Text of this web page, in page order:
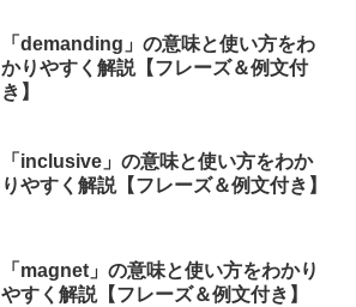
「demanding」の意味と使い方をわ
かりやすく解説【フレーズ＆例文付
き】
「inclusive」の意味と使い方をわか
りやすく解説【フレーズ＆例文付き】
「magnet」の意味と使い方をわかり
やすく解説【フレーズ＆例文付き】